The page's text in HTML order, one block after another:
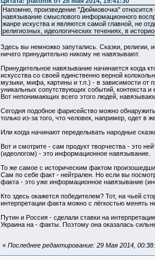
Напомню, произведение "Дюймовочка" относится
навязывание смыслового информационного
жанре искуства и являются самой главной, не
религиозных, идеологических течениях, в
Здесь вы немножко запутались. Сказки,
ничего принудительно никому не навязывают.
Принудительное навязывание начинается когда
искусства со своей единственно верной
музыки, мифа, картины и т.п.) - в зависимости от
уникальных сопутствующих событий, контекста
Вот непонимающих всего этого людей,
Сегодня подобное фарисейство можно
только из-за того, что человек, например, одет в
Или когда начинают переделывать народные
Вот и смотрите - сам продукт творчества - это
(идеологом) - это информационное навязывание.
То же самое с историческим фактом
Сам по себе факт - нейтрален. Но если вы
факта - это уже информационное навязывание
Кто здесь окажется победителем? Тот, на чьей
интерпретации факта можно с лёгкостью менять
Путин и Россия - сделали ставки на
Украина на - факты. Поэтому она оказалась
« Последнее редактирование: 29 Мая 2014,